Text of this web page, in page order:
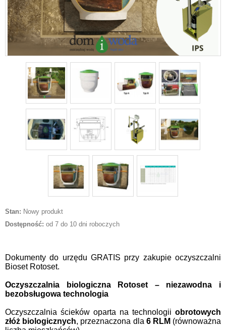
Stan: Nowy produkt
Dostępność: od 7 do 10 dni roboczych
Dokumenty do urzędu GRATIS przy zakupie oczyszczalni
Bioset Rotoset.
Oczyszczalnia biologiczna Rotoset – niezawodna i
bezobsługowa technologia
Oczyszczalnia ścieków oparta na technologii obrotowych
złóż biologicznych, przeznaczona dla 6RLM (równoważna